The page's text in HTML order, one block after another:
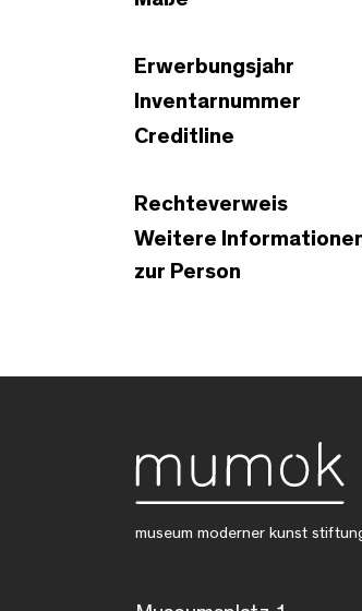
Erwerbungsjahr
Inventarnummer
Creditline
Rechteverweis
Weitere
zur Person
museum moderner kunst